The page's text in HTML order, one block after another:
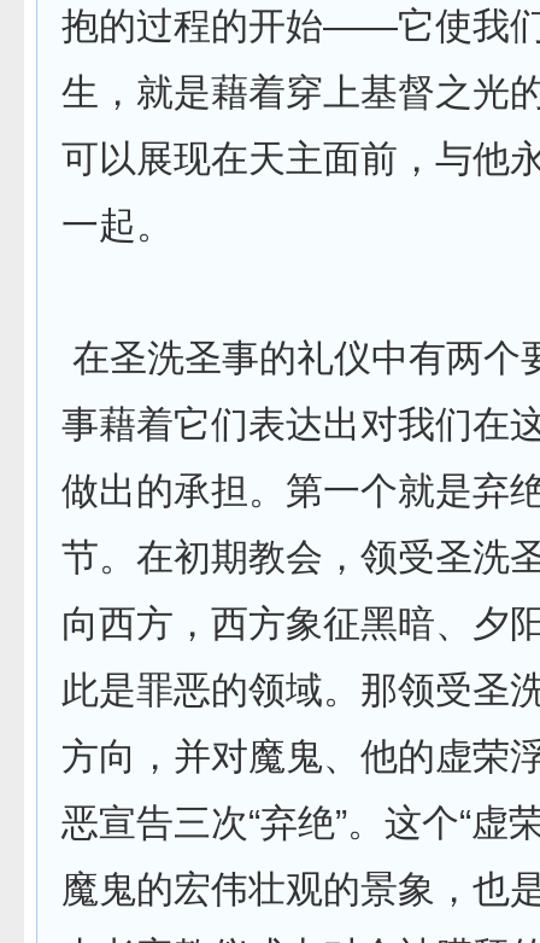
抱的过程的开始——它使我
生，就是藉着穿上基督之光
可以展现在天主面前，与他
一起。
在圣洗圣事的礼仪中有两个
事藉着它们表达出对我们在
做出的承担。第一个就是弃
节。在初期教会，领受圣洗
向西方，西方象征黑暗、夕
此是罪恶的领域。那领受圣
方向，并对魔鬼、他的虚荣
恶宣告三次“弃绝”。这个“虚
魔鬼的宏伟壮观的景象，也